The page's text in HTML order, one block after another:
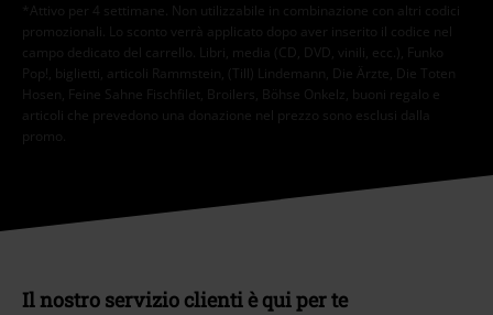
*Attivo per 4 settimane. Non utilizzabile in combinazione con altri codici
promozionali. Lo sconto verrà applicato dopo aver inserito il codice nel
campo dedicato del carrello. Libri, media (CD, DVD, vinili, ecc.), Funko
Pop!, biglietti, articoli Rammstein, (Till) Lindemann, Die Ärzte, Die Toten
Hosen, Feine Sahne Fischfilet, Broilers, Böhse Onkelz, buoni regalo e
articoli che prevedono una donazione nel prezzo sono esclusi dalla
promo.
Il nostro servizio clienti è qui per te